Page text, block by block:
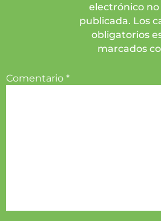
electrónico no
publicada. Los
obligatorios
marcados
Comentario *